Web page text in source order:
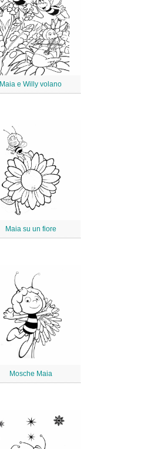
Maia e Willy volano
Maia su un fiore
Mosche Maia